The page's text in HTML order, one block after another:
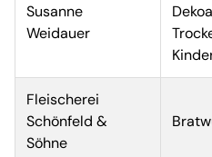
Susanne
Weidauer
Fleischerei
Schönfeld &
Söhne